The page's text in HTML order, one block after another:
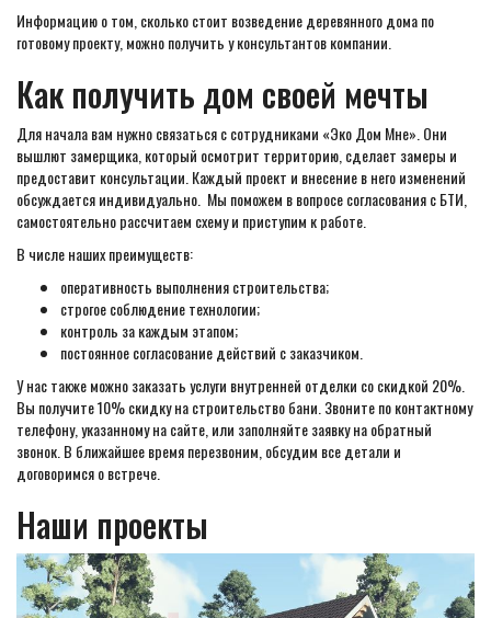
Информацию о том, сколько стоит возведение деревянного дома по
готовому проекту, можно получить у консультантов компании.
Как получить дом своей мечты
Для начала вам нужно связаться с сотрудниками «Эко Дом Мне». Они
вышлют замерщика, который осмотрит территорию, сделает замеры и
предоставит консультации. Каждый проект и внесение в него изменений
обсуждается индивидуально. Мы поможем в вопросе согласования с БТИ,
самостоятельно рассчитаем схему и приступим к работе.
В числе наших преимуществ:
оперативность выполнения строительства;
строгое соблюдение технологии;
контроль за каждым этапом;
постоянное согласование действий с заказчиком.
У нас также можно заказать услуги внутренней отделки со скидкой 20%.
Вы получите 10% скидку на строительство бани. Звоните по контактному
телефону, указанному на сайте, или заполняйте заявку на обратный
звонок. В ближайшее время перезвоним, обсудим все детали и
договоримся о встрече.
Наши проекты